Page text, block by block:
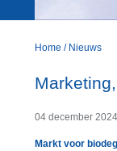
Home / Nieuws
04 december 2024
Markt voor